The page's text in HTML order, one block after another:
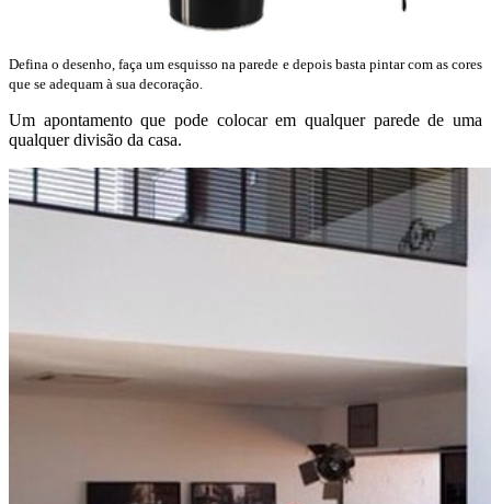
Defina o desenho, faça um esquisso na parede e depois basta pintar com as cores
que se adequam à sua decoração.
Um apontamento que pode colocar em qualquer parede de uma
qualquer divisão da casa.